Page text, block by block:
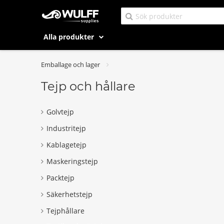
Alla produkter
Emballage och lager
Tejp och hållare
Golvtejp
Industritejp
Kablagetejp
Maskeringstejp
Packtejp
Säkerhetstejp
Tejphållare